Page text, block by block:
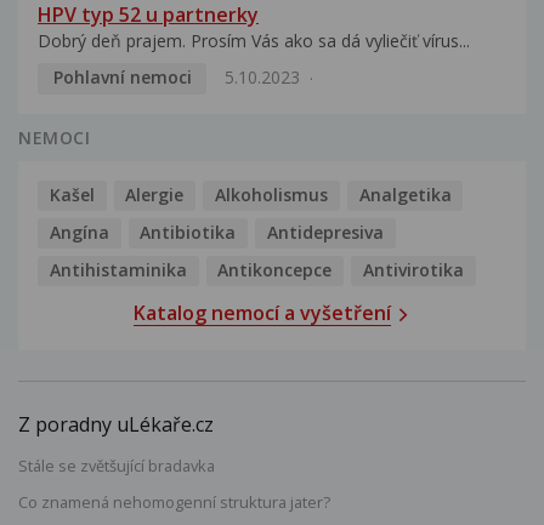
HPV typ 52 u partnerky
Dobrý deň prajem. Prosím Vás ako sa dá vyliečiť vírus...
Pohlavní nemoci
5.10.2023
NEMOCI
Kašel Alergie Alkoholismus
Analgetika
Angína
Antibiotika
Antidepresiva
Antihistaminika
Antikoncepce Antivirotika
Katalog nemocí a vyšetření
Z poradny uLékaře.cz
Stále se zvětšující bradavka
Co znamená nehomogenní struktura jater?